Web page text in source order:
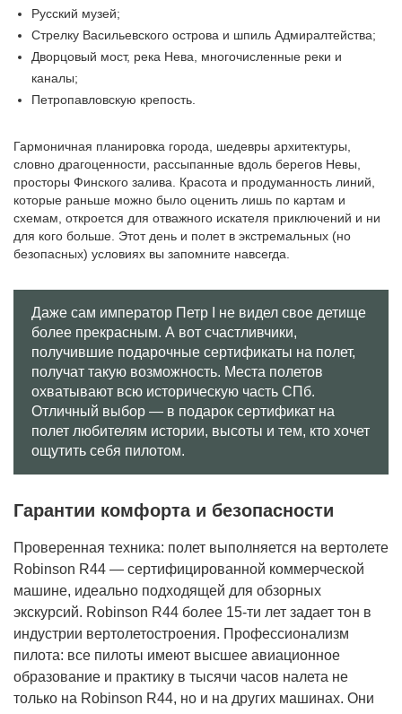
Русский музей;
Стрелку Васильевского острова и шпиль Адмиралтейства;
Дворцовый мост, река Нева, многочисленные реки и
каналы;
Петропавловскую крепость.
Гармоничная планировка города, шедевры архитектуры,
словно драгоценности, рассыпанные вдоль берегов Невы,
просторы Финского залива. Красота и продуманность линий,
которые раньше можно было оценить лишь по картам и
схемам, откроется для отважного искателя приключений и ни
для кого больше. Этот день и полет в экстремальных (но
безопасных) условиях вы запомните навсегда.
Даже сам император Петр I не видел свое детище
более прекрасным. А вот счастливчики,
получившие подарочные сертификаты на полет,
получат такую возможность. Места полетов
охватывают всю историческую часть СПб.
Отличный выбор — в подарок сертификат на
полет любителям истории, высоты и тем, кто хочет
ощутить себя пилотом.
Гарантии комфорта и безопасности
Проверенная техника: полет выполняется на вертолете
Robinson R44 — сертифицированной коммерческой
машине, идеально подходящей для обзорных
экскурсий. Robinson R44 более 15-ти лет задает тон в
индустрии вертолетостроения. Профессионализм
пилота: все пилоты имеют высшее авиационное
образование и практику в тысячи часов налета не
только на Robinson R44, но и на других машинах. Они